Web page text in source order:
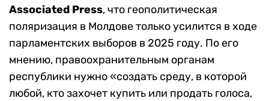
Associated Press, что геополитическая
поляризация в Молдове только усилится в ходе
парламентских выборов в 2025 году. По его
мнению, правоохранительным органам
республики нужно «создать среду, в которой
любой, кто захочет купить или продать голоса,